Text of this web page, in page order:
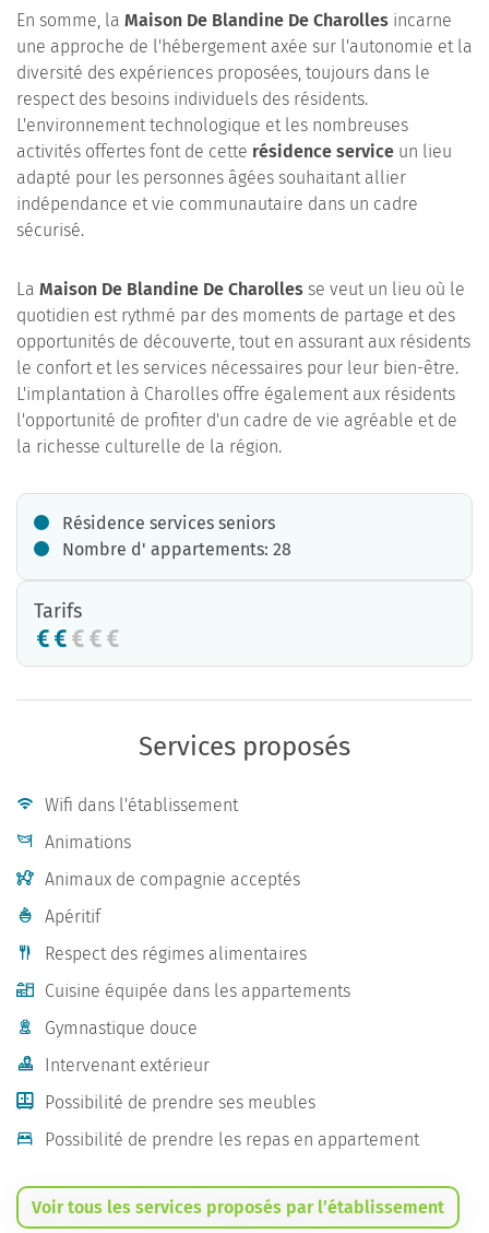
En somme, la Maison De Blandine De Charolles incarne
une approche de l'hébergement axée sur l'autonomie et la
diversité des expériences proposées, toujours dans le
respect des besoins individuels des résidents.
L'environnement technologique et les nombreuses
activités offertes font de cette résidence service un lieu
adapté pour les personnes âgées souhaitant allier
indépendance et vie communautaire dans un cadre
sécurisé.
La Maison De Blandine De Charolles se veut un lieu où le
quotidien est rythmé par des moments de partage et des
opportunités de découverte, tout en assurant aux résidents
le confort et les services nécessaires pour leur bien-être.
L'implantation à Charolles offre également aux résidents
l'opportunité de profiter d'un cadre de vie agréable et de
la richesse culturelle de la région.
Résidence services seniors
Nombre d' appartements: 28
Tarifs
Services proposés
Wifi dans l'établissement
Animations
Animaux de compagnie acceptés
Apéritif
Respect des régimes alimentaires
Cuisine équipée dans les appartements
Gymnastique douce
Intervenant extérieur
Possibilité de prendre ses meubles
Possibilité de prendre les repas en appartement
Voir tous les services proposés par l’établissement